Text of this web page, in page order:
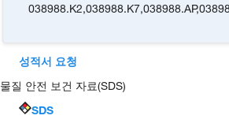
038988.K2,038988.K7,038988.AP,
성적서 요청
물질 안전 보건 자료(SDS)
SDS